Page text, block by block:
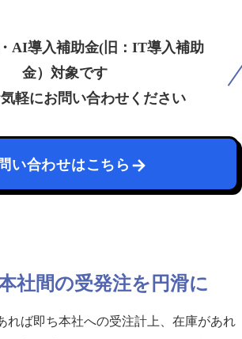
AI導入補助金(旧：IT導入補助
金）対象です
軽にお問い合わせください
い合わせはこちら
社間の受発注を円滑に
れば即ち本社への受注計上、在庫があれ